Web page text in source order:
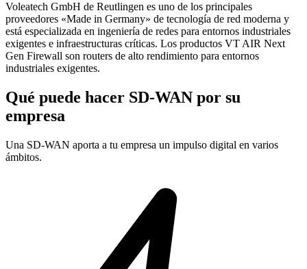
Voleatech GmbH de Reutlingen es uno de los principales
proveedores «Made in Germany» de tecnología de red moderna y
está especializada en ingeniería de redes para entornos industriales
exigentes e infraestructuras críticas. Los productos VT AIR Next
Gen Firewall son routers de alto rendimiento para entornos
industriales exigentes.
Qué puede hacer SD-WAN por su
empresa
Una SD-WAN aporta a tu empresa un impulso digital en varios
ámbitos.